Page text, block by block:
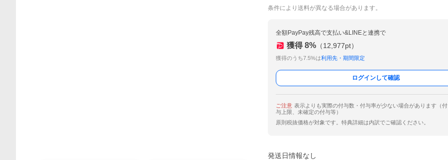
条件により送料が異なる場合があります。
全額PayPay残高で支払い&LINEと連携で
獲得 8% （12,977pt）
獲得のうち7.5%は利用先・期間限定
ログインして確認
ご注意 表示よりも実際の付与数・付与率が少ない場合があります（付
与上限、未確定の付与等）
原則税抜価格が対象です。特典詳細は内訳でご確認ください。
発送日情報なし